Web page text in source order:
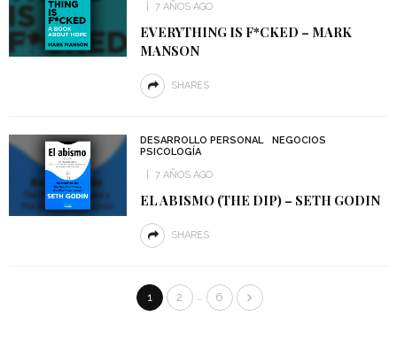
7 AÑOS AGO
EVERYTHING IS F*CKED – MARK
MANSON
SHARES
DESARROLLO PERSONAL
NEGOCIOS
PSICOLOGÍA
7 AÑOS AGO
EL ABISMO (THE DIP) – SETH GODIN
SHARES
1 2 … 6